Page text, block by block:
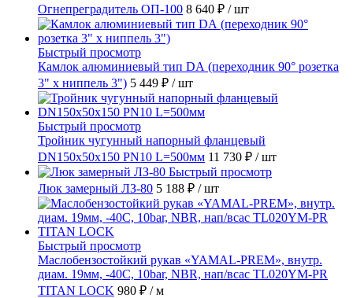
Огнепреградитель ОП-100 8 640 ₽ / шт
Быстрый просмотр
Камлок алюминиевый тип DА (переходник 90° розетка
3" х ниппель 3") 5 449 ₽ / шт
Быстрый просмотр
Тройник чугунный напорный фланцевый
DN150х50х150 PN10 L=500мм 11 730 ₽ / шт
Быстрый просмотр
Люк замерный ЛЗ-80 5 188 ₽ / шт
Быстрый просмотр
Маслобензостойкий рукав «YAMAL-PREM», внутр.
диам. 19мм, -40C, 10bar, NBR, нап/всас TL020YM-PR
TITAN LOCK 980 ₽ / м